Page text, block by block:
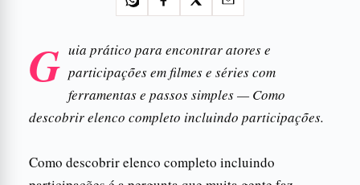
G uia prático para encontrar atores e
participações em filmes e séries com
ferramentas e passos simples — Como
descobrir elenco completo incluindo participações.
Como descobrir elenco completo incluindo